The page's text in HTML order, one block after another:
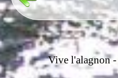
Vive l'alagnon -